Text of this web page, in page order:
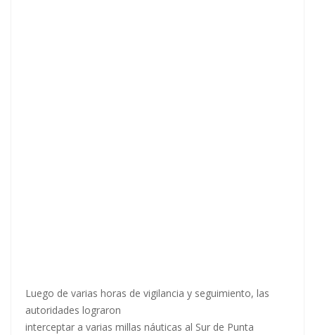
Luego de varias horas de vigilancia y seguimiento, las
autoridades lograron
interceptar a varias millas náuticas al Sur de Punta